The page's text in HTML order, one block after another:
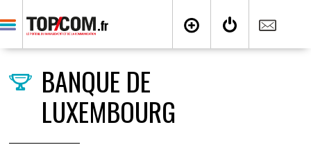
BANQUE DE
LUXEMBOURG